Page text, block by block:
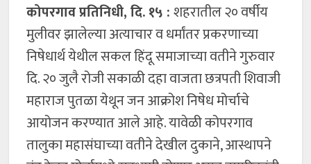
कोपरगाव प्रतिनिधी, दि. १५ :शहरातील २० वर्षीय
मुलीवर झालेल्या अत्याचार व धर्मांतर प्रकरणाच्या
निषेधार्थ येथील सकल हिंदू समाजाच्या वतीने गुरुवार
दि. २० जुलै रोजी सकाळी दहा वाजता छत्रपती शिवाजी
महाराज पुतळा येथून जन आक्रोश निषेध मोर्चाचे
आयोजन करण्यात आले आहे. यावेळी कोपरगाव
तालुका महासंघाच्या वतीने देखील दुकाने, आस्थापने